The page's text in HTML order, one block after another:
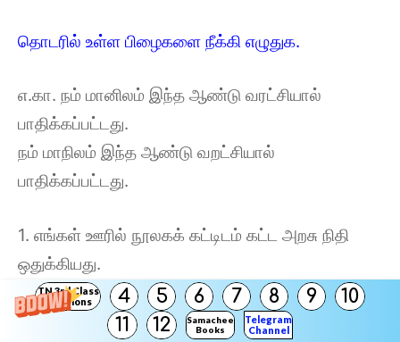
TN 3rd Class
Solutions
4 5 6 7 8 9
10
11
12
Samacheer
Books
Telegram
Channel
தொடரில் உள்ள பிழைகளை நீக்கி எழுதுக.
எ.கா. நம் மானிலம் இந்த ஆண்டு வரட்சியால்
பாதிக்கப்பட்டது.
நம் மாநிலம் இந்த ஆண்டு வறட்சியால்
பாதிக்கப்பட்டது.
1. எங்கள் ஊரில் நூலகக் கட்டிடம் கட்ட அறசு நிதி
ஒதுக்கியது.
எங்கள் ஊரில் நூலகம் கட்டடம் கட்ட அரசு நிதி
ஒதுக்கியது.